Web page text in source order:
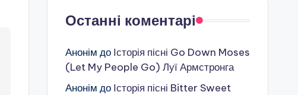
Останні коментарі
Анонім до Історія пісні Go Down Moses
(Let My People Go) Луї Армстронга
Анонім до Історія пісні Bitter Sweet